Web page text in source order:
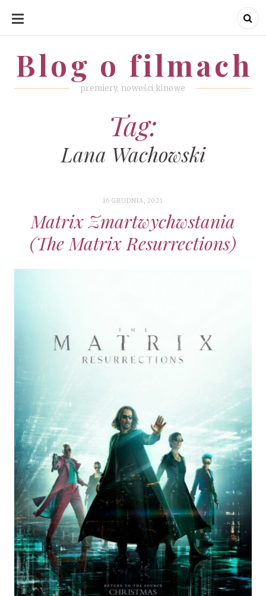
SKIP
CONTENT
Blog o filmach
premiery, nowości kinowe
Blog o filmach
Tag:
Lana Wachowski
16 GRUDNIA, 2021
Matrix Zmartwychwstania
(The Matrix Resurrections)